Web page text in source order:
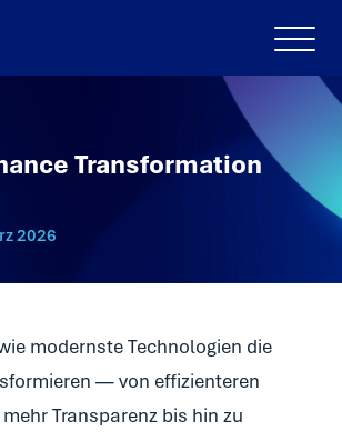
Menu
Transformation
2026
modernste Technologien die
— von effizienteren
Transparenz bis hin zu